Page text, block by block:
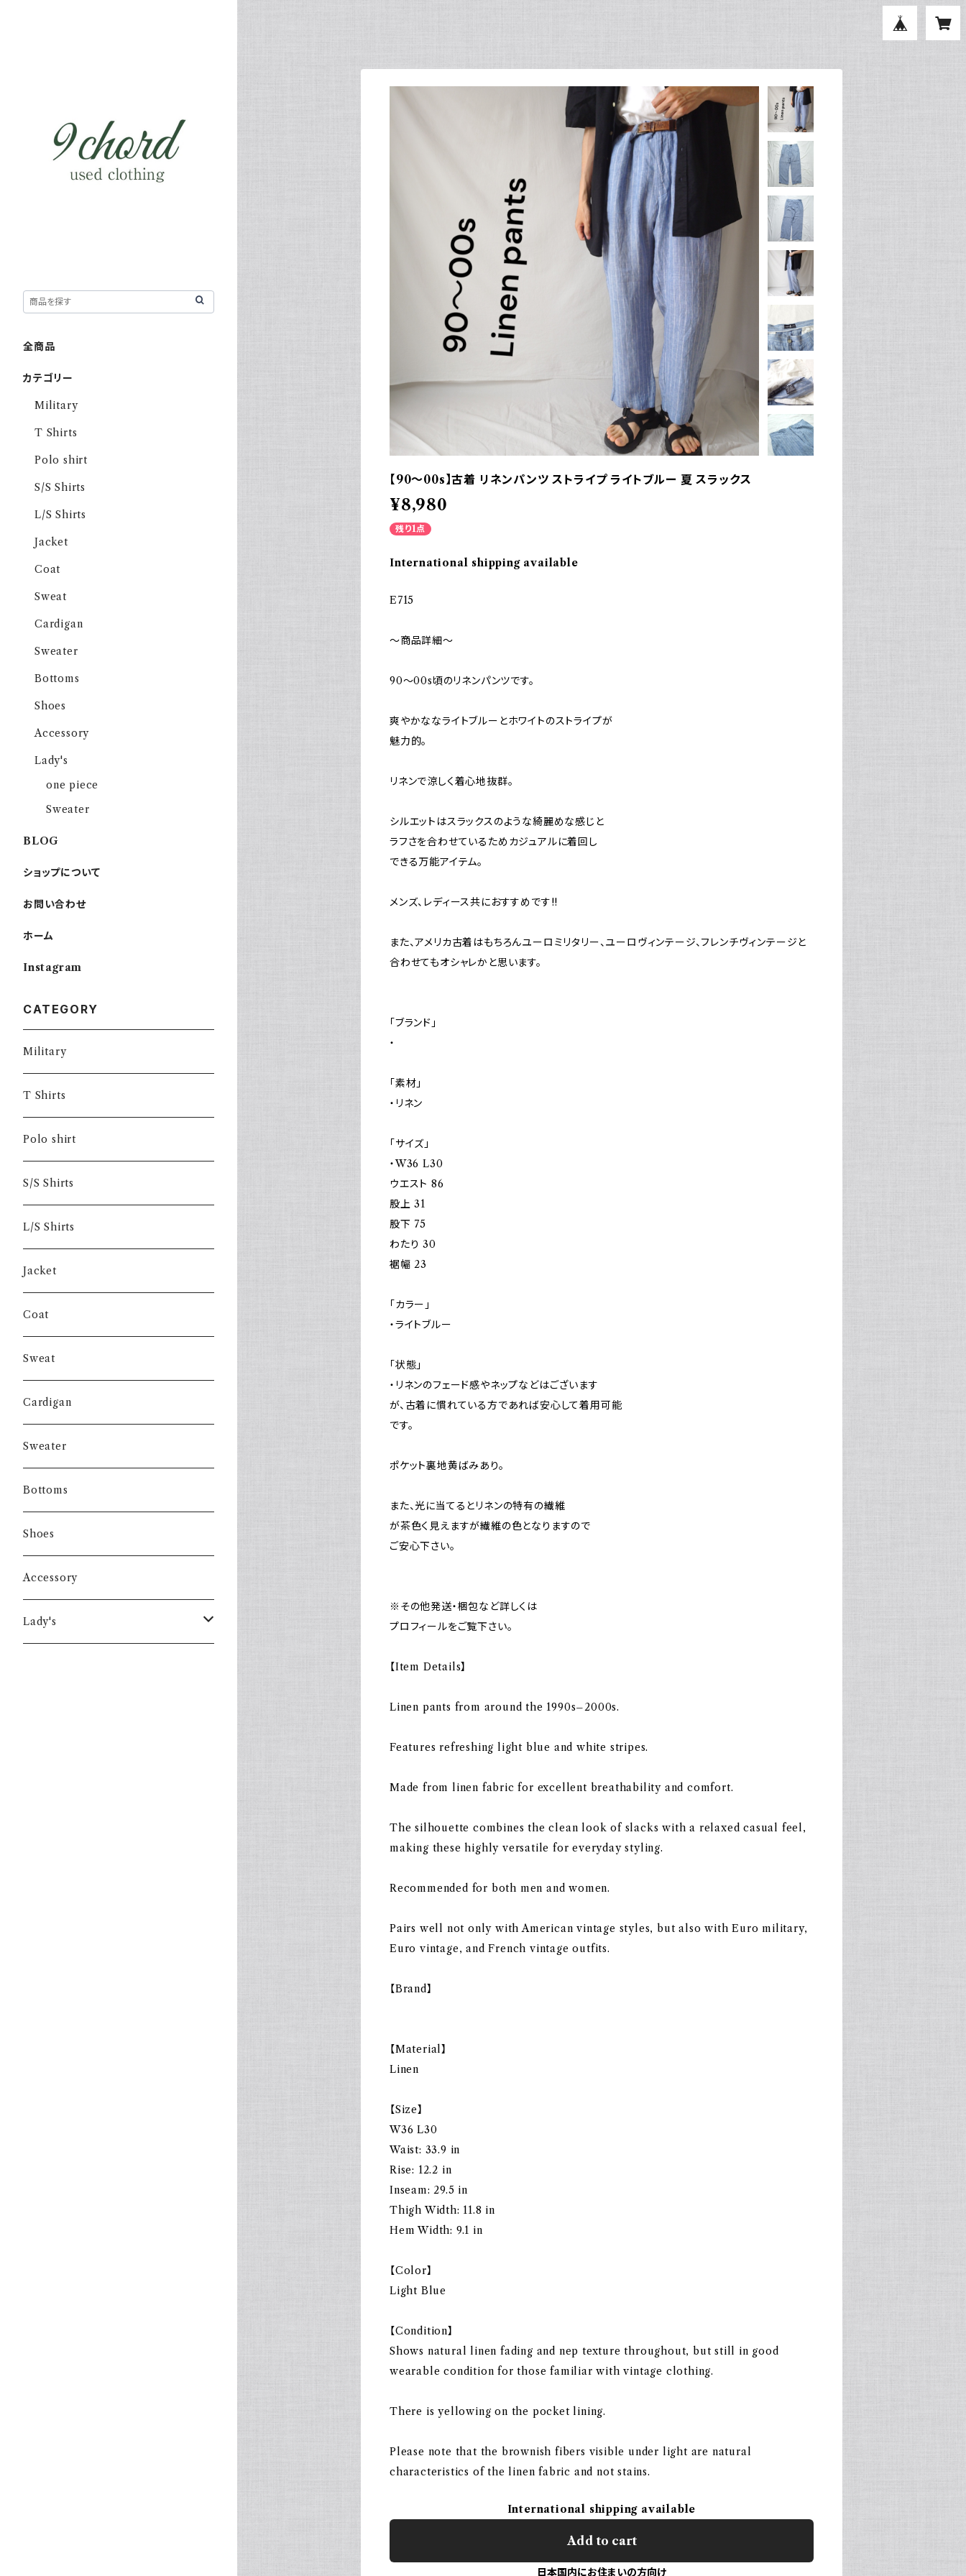
【90～00s】古着 リネンパンツ ストライプ ライトブルー 夏 スラックス
¥8,980
残り1点
International shipping available
E715
～商品詳細～
90～00s頃のリネンパンツです。
爽やかななライトブルーとホワイトのストライプが
魅力的。
リネンで涼しく着心地抜群。
シルエットはスラックスのような綺麗めな感じと
ラフさを合わせているためカジュアルに着回し
できる万能アイテム。
メンズ、レディース共におすすめです!!
また、アメリカ古着はもちろんユーロミリタリー、ユーロヴィンテージ、フレンチヴィンテージと
合わせてもオシャレかと思います。
「ブランド」
・
「素材」
・リネン
「サイズ」
・W36 L30
ウエスト 86
股上 31
股下 75
わたり 30
裾幅 23
「カラー」
・ライトブルー
「状態」
・リネンのフェード感やネップなどはございます
が、古着に慣れている方であれば安心して着用可能
です。
ポケット裏地黄ばみあり。
また、光に当てるとリネンの特有の繊維
が茶色く見えますが繊維の色となりますので
ご安心下さい。
※その他発送・梱包など詳しくは
プロフィールをご覧下さい。
【Item Details】
Linen pants from around the 1990s–2000s.
Features refreshing light blue and white stripes.
Made from linen fabric for excellent breathability and comfort.
The silhouette combines the clean look of slacks with a relaxed casual feel,
making these highly versatile for everyday styling.
Recommended for both men and women.
Pairs well not only with American vintage styles, but also with Euro military,
Euro vintage, and French vintage outfits.
【Brand】
【Material】
Linen
【Size】
W36 L30
Waist: 33.9 in
Rise: 12.2 in
Inseam: 29.5 in
Thigh Width: 11.8 in
Hem Width: 9.1 in
【Color】
Light Blue
【Condition】
Shows natural linen fading and nep texture throughout, but still in good
wearable condition for those familiar with vintage clothing.
There is yellowing on the pocket lining.
Please note that the brownish fibers visible under light are natural
characteristics of the linen fabric and not stains.
International shipping available
Add to cart
日本国内にお住まいの方向け
全商品
カテゴリー
Military
T Shirts
Polo shirt
S/S Shirts
L/S Shirts
Jacket
Coat
Sweat
Cardigan
Sweater
Bottoms
Shoes
Accessory
Lady's
one piece
Sweater
BLOG
ショップについて
お問い合わせ
ホーム
Instagram
CATEGORY
Military
T Shirts
Polo shirt
S/S Shirts
L/S Shirts
Jacket
Coat
Sweat
Cardigan
Sweater
Bottoms
Shoes
Accessory
Lady's